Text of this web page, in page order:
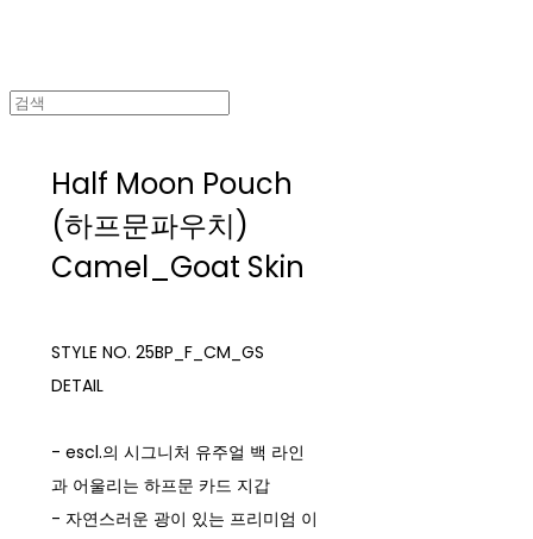
Half Moon Pouch
(하프문파우치)
Camel_Goat Skin
STYLE NO. 25BP_F_CM_GS
DETAIL
- escl.의 시그니처 유주얼 백 라인
과 어울리는 하프문 카드 지갑
- 자연스러운 광이 있는 프리미엄 이